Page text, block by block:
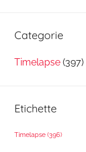
Categorie
Timelapse (397)
Etichette
Timelapse (396)